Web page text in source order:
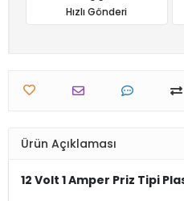
Hızlı Gönderi
Ürün Açıklaması
12 Volt 1 Amper Priz Tipi